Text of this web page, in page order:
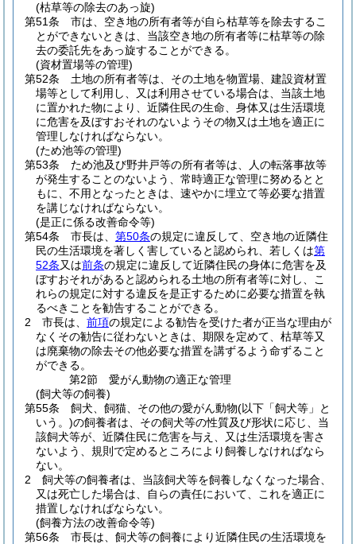
(枯草等の除去のあっ旋)
第51条
市は、空き地の所有者等が自ら枯草等を除去するこ
とができないときは、当該空き地の所有者等に枯草等の除
去の委託先をあっ旋することができる。
(資材置場等の管理)
第52条
土地の所有者等は、その土地を物置場、建設資材置
場等として利用し、又は利用させている場合は、当該土地
に置かれた物により、近隣住民の生命、身体又は生活環境
に危害を及ぼすおそれのないようその物又は土地を適正に
管理しなければならない。
(ため池等の管理)
第53条
ため池及び野井戸等の所有者等は、人の転落事故等
が発生することのないよう、常時適正な管理に努めるとと
もに、不用となったときは、速やかに埋立て等必要な措置
を講じなければならない。
(是正に係る改善命令等)
第54条
市長は、 第50条の規定に違反して、空き地の近隣住
民の生活環境を著しく害していると認められ、若しくは第
52条又は前条の規定に違反して近隣住民の身体に危害を及
ぼすおそれがあると認められる土地の所有者等に対し、こ
れらの規定に対する違反を是正するために必要な措置を執
るべきことを勧告することができる。
2
市長は、 前項の規定による勧告を受けた者が正当な理由が
なくその勧告に従わないときは、期限を定めて、枯草等又
は廃棄物の除去その他必要な措置を講ずるよう命ずること
ができる。
第2節
愛がん動物の適正な管理
(飼犬等の飼養)
第55条
飼犬、飼猫、その他の愛がん動物(以下「飼犬等」と
いう。)の飼養者は、その飼犬等の性質及び形状に応じ、当
該飼犬等が、近隣住民に危害を与え、又は生活環境を害さ
ないよう、規則で定めるところにより飼養しなければなら
ない。
2
飼犬等の飼養者は、当該飼犬等を飼養しなくなった場合、
又は死亡した場合は、自らの責任において、これを適正に
措置しなければならない。
(飼養方法の改善命令等)
第56条
市長は、飼犬等の飼養により近隣住民の生活環境を